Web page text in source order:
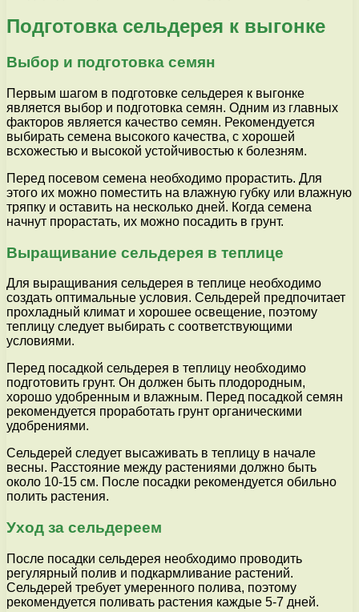
Подготовка сельдерея к выгонке
Выбор и подготовка семян
Первым шагом в подготовке сельдерея к выгонке
является выбор и подготовка семян. Одним из главных
факторов является качество семян. Рекомендуется
выбирать семена высокого качества, с хорошей
всхожестью и высокой устойчивостью к болезням.
Перед посевом семена необходимо прорастить. Для
этого их можно поместить на влажную губку или влажную
тряпку и оставить на несколько дней. Когда семена
начнут прорастать, их можно посадить в грунт.
Выращивание сельдерея в теплице
Для выращивания сельдерея в теплице необходимо
создать оптимальные условия. Сельдерей предпочитает
прохладный климат и хорошее освещение, поэтому
теплицу следует выбирать с соответствующими
условиями.
Перед посадкой сельдерея в теплицу необходимо
подготовить грунт. Он должен быть плодородным,
хорошо удобренным и влажным. Перед посадкой семян
рекомендуется проработать грунт органическими
удобрениями.
Сельдерей следует высаживать в теплицу в начале
весны. Расстояние между растениями должно быть
около 10-15 см. После посадки рекомендуется обильно
полить растения.
Уход за сельдереем
После посадки сельдерея необходимо проводить
регулярный полив и подкармливание растений.
Сельдерей требует умеренного полива, поэтому
рекомендуется поливать растения каждые 5-7 дней.